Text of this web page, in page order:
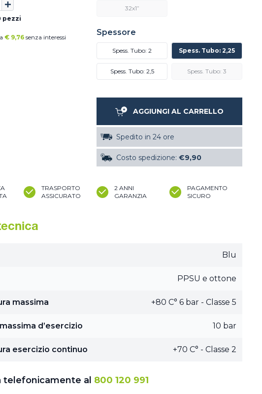
pezzi
€ 9,76 senza interessi
32x1”
Spessore
Spess. Tubo: 2 Spess. Tubo: 2,25
Spess. Tubo: 2,5 Spess. Tubo: 3
AGGIUNGI AL CARRELLO
Spedito in 24 ore
Costo spedizione: €9,90
TRASPORTO
ASSICURATO
2 ANNI
GARANZIA
PAGAMENTO
SICURO
Blu
PPSU e ottone
massima +80 C° 6 bar - Classe 5
d’esercizio 10 bar
esercizio continuo +70 C° - Classe 2
telefonicamente al 800 120 991